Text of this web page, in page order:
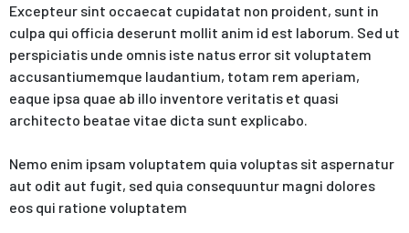
Excepteur sint occaecat cupidatat non proident, sunt in
culpa qui officia deserunt mollit anim id est laborum. Sed ut
perspiciatis unde omnis iste natus error sit voluptatem
accusantiumemque laudantium, totam rem aperiam,
eaque ipsa quae ab illo inventore veritatis et quasi
architecto beatae vitae dicta sunt explicabo.
Nemo enim ipsam voluptatem quia voluptas sit aspernatur
aut odit aut fugit, sed quia consequuntur magni dolores
eos qui ratione voluptatem